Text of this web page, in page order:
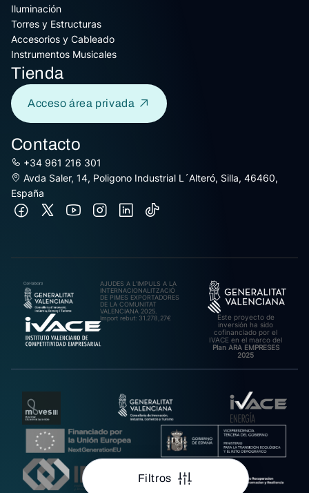
Filtros
Iluminación
Torres y Estructuras
Accesorios y Cableado
Instrumentos Musicales
Tienda
Acceso área privada
Contacto
+34 961 216 301
Avda Saler, 14, Poligono Industrial L´Alteró, Silla, 46460,
España
AJUDES A L’IMPULS A LA
INTERNACIONALITZACIÓ
DE PIMES EXPORTADORES
DE LA COMUNITAT
VALENCIANA 2025.
Import rebut: 31.278,27€
Este proyecto de
inversión ha sido
cofinanciado por el
IVACE en el marco del
Plan ARA EMPRESES
2025